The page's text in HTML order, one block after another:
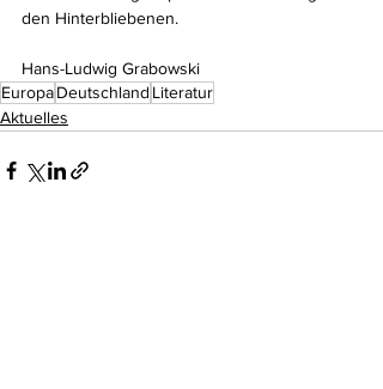
den Hinterbliebenen.
Hans-Ludwig Grabowski
EuropaDeutschland Literatur
Aktuelles